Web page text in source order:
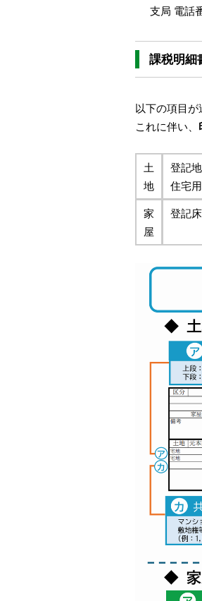
支局 電話
課税明細
以下の項目が
これに伴い、
土
地
登記
住宅
家
屋
登記